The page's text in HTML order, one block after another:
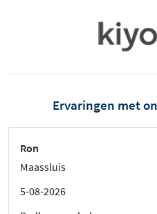
Ervaringen met
Ron
Maassluis
5-08-2026